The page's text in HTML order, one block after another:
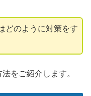
どのように対策をす
をご紹介します。